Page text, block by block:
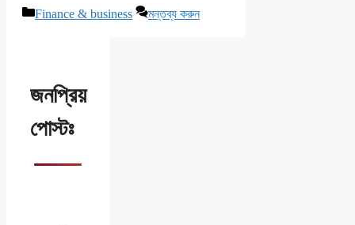
বিভাগ
Finance & business মন্তব্য করুন
জনপ্রিয়
পোস্টঃ